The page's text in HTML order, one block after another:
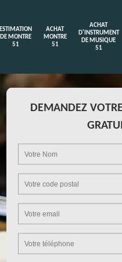
ESTIMATION
DE MONTRE
51
ACHAT
MONTRE
51
ACHAT
D'INSTRUMENT
DE MUSIQUE
51
DEMANDEZ